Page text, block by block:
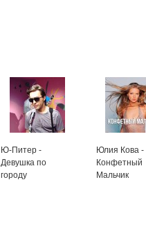
Ю-Питер -
Девушка по
городу
Юлия Кова -
Конфетный
Мальчик